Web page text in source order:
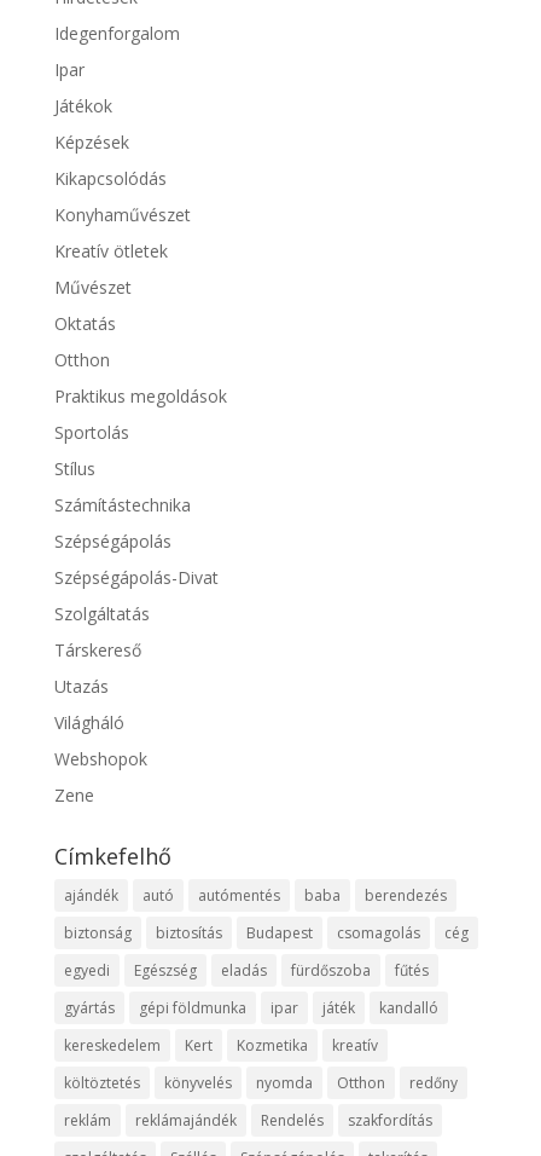
Idegenforgalom
Ipar
Játékok
Képzések
Kikapcsolódás
Konyhaművészet
Kreatív ötletek
Művészet
Oktatás
Otthon
Praktikus megoldások
Sportolás
Stílus
Számítástechnika
Szépségápolás
Szépségápolás-Divat
Szolgáltatás
Társkereső
Utazás
Világháló
Webshopok
Zene
Címkefelhő
ajándék autó autómentés baba
berendezés
biztonság
biztosítás Budapest csomagolás
cég
egyedi
Egészség eladás fürdőszoba
fűtés
gyártás
gépi földmunka ipar játék
kandalló
kereskedelem
Kert Kozmetika
kreatív
költöztetés
könyvelés nyomda Otthon
redőny
reklám
reklámajándék Rendelés
szakfordítás